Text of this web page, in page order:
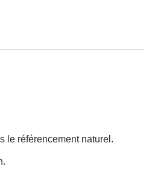
le référencement naturel.